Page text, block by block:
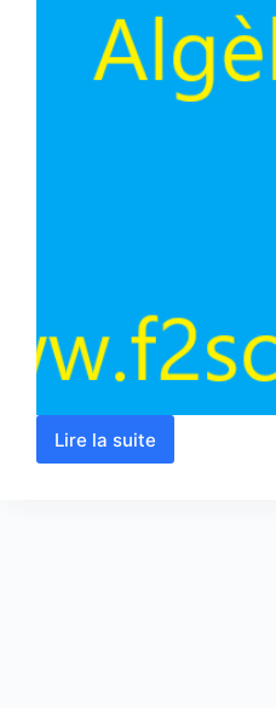
Lire la suite
Algèbre